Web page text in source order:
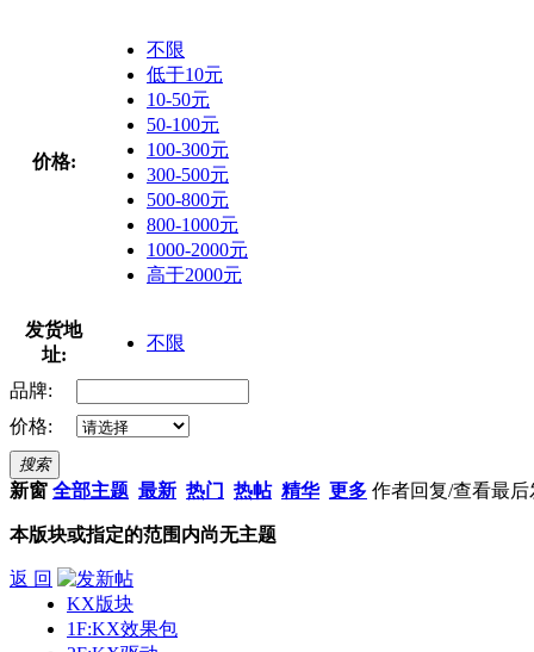
价格:
不限
低于10元
10-50元
50-100元
100-300元
300-500元
500-800元
800-1000元
1000-2000元
高于2000元
发货地
址:
不限
品牌:
价格:
搜索
新窗 全部主题 最新 热门 热帖 精华 更多 作者回复/查看最后
本版块或指定的范围内尚无主题
返 回
KX版块
1F:KX效果包